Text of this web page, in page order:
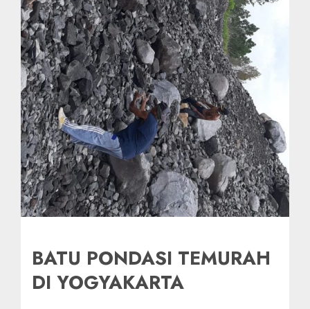
BATU PONDASI TEMURAH
DI YOGYAKARTA